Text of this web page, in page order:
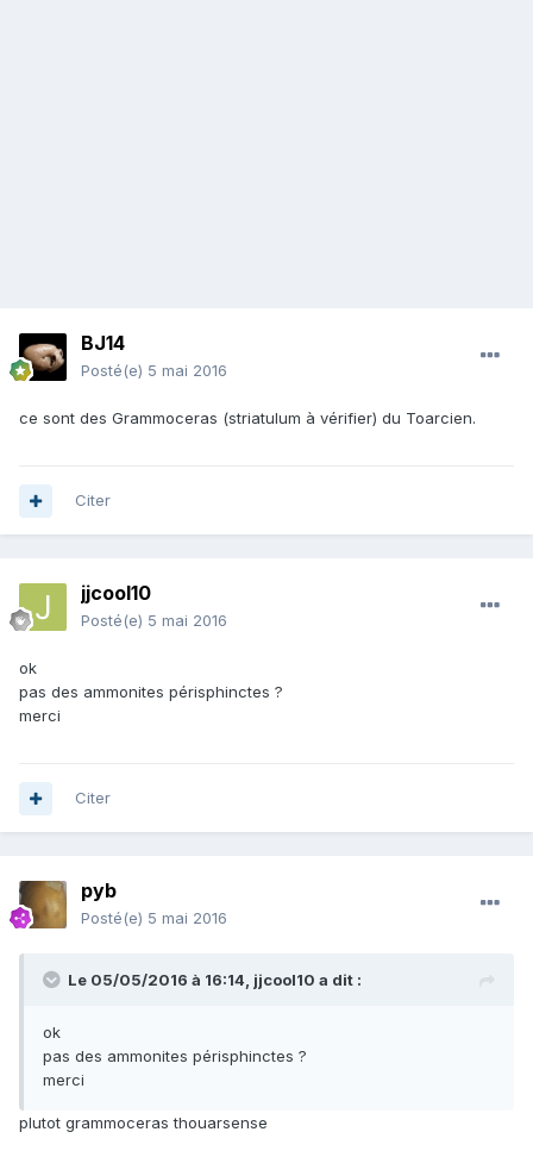
BJ14
Posté(e) 5 mai 2016
ce sont des Grammoceras (striatulum à vérifier) du Toarcien.
Citer
jjcool10
Posté(e) 5 mai 2016
ok
pas des ammonites périsphinctes ?
merci
Citer
pyb
Posté(e) 5 mai 2016
Le 05/05/2016 à 16:14, jjcool10 a dit :
ok
pas des ammonites périsphinctes ?
merci
plutot grammoceras thouarsense